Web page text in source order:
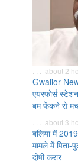
. . . about 2
Gwalior
एयरफोर्स
बम फेंकने से
. . . about 3
बलिया में
मामले में पिता-
दोषी करार